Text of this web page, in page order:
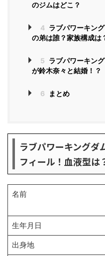
のジムはどこ？
4 ラブパワーキン
の弟は誰？家族構成は
5 ラブパワーキン
が鈴木奈々と結婚！？
6 まとめ
ラブパワーキング
フィール！血液型は
名前
生年月日
出身地